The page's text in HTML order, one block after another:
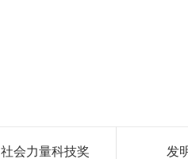
社会力量科技奖 发